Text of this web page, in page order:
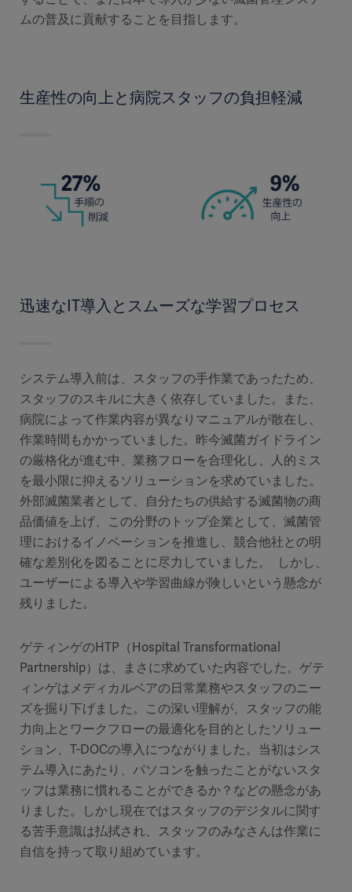
ムの普及に貢献することを目指します。
生産性の向上と病院スタッフの負担軽減
迅速なIT導入とスムーズな学習プロセス
システム導入前は、スタッフの手作業であったため、
スタッフのスキルに大きく依存していました。また、
病院によって作業内容が異なりマニュアルが散在し、
作業時間もかかっていました。昨今滅菌ガイドライン
の厳格化が進む中、業務フローを合理化し、人的ミス
を最小限に抑えるソリューションを求めていました。
外部滅菌業者として、自分たちの供給する滅菌物の商
品価値を上げ、この分野のトップ企業として、滅菌管
理におけるイノベーションを推進し、競合他社との明
確な差別化を図ることに尽力していました。 しかし、
ユーザーによる導入や学習曲線が険しいという懸念が
残りました。
ゲティンゲのHTP（Hospital Transformational
Partnership）は、まさに求めていた内容でした。ゲテ
ィンゲはメディカルベアの日常業務やスタッフのニー
ズを掘り下げました。この深い理解が、スタッフの能
力向上とワークフローの最適化を目的としたソリュー
ション、T-DOCの導入につながりました。当初はシス
テム導入にあたり、パソコンを触ったことがないスタ
ッフは業務に慣れることができるか？などの懸念があ
りました。しかし現在ではスタッフのデジタルに関す
る苦手意識は払拭され、スタッフのみなさんは作業に
自信を持って取り組めています。